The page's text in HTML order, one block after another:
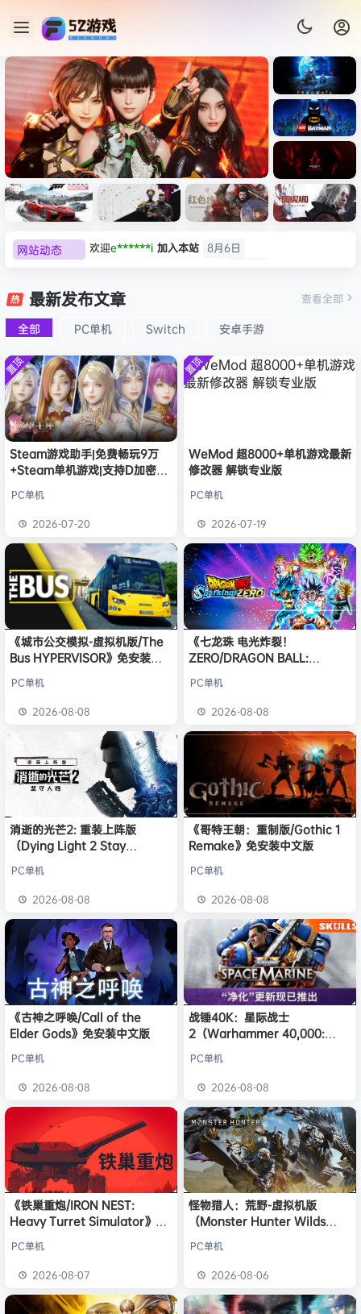
+修改器打包下载 解压即玩
《识质存
在/PRAG
MATA》
免安装中
文版
《乐高蝙
蝠侠：黑
暗骑士之
Dark
Creed
拟机
速：地平
线
6（Forza
Horizon
6）免安装
中文版
心/Atomi
c
Heart》
文版
n Desert
HYPERVI
SOR）免
安装中文
版
9：安魂
Requiem
）免安装
中文版
网站动态 普洱 签到获取 39 点积分
8月6日
欢迎 0**3
欢迎c***s
欢迎沉*****松 加入本站
4小时前
欢迎q********6 加入本站 23小时前
大**颠 签到获取 64 点积分 8月8日
欢迎大**颠 加入本站
欢迎我*的 加入本站
欢迎D****Z 加入本站 8月7日
欢迎有*酱 加入本站
8月7日
43 点积分
加入本站 8月6日
最新发布文章
全部 PC单机 Switch 安卓手游
查看全部
置顶
Steam游戏助手|免费畅玩9万
+Steam单机游戏|支持D加密以
PC单机
2026-07-20
置顶
WeMod 超8000+单机游戏最新
修改器 解锁专业版
PC单机
2026-07-19
《城市公交模拟-虚拟机版/The
Bus HYPERVISOR》免安装中
PC单机
2026-08-08
《七龙珠 电光炸裂！
ZERO/DRAGON BALL:
版
PC单机
2026-08-08
消逝的光芒2: 重装上阵版
（Dying Light 2 Stay
免安装中文版
PC单机
2026-08-08
《哥特王朝：重制版/Gothic 1
Remake》免安装中文版
PC单机
2026-08-08
《古神之呼唤/Call of the
Elder Gods》免安装中文版
PC单机
2026-08-08
战锤40K：星际战士
2（Warhammer 40,000:
版
PC单机
2026-08-08
《铁巢重炮/IRON NEST:
Heavy Turret Simulator》免
PC单机
2026-08-07
怪物猎人：荒野-虚拟机版
（Monster Hunter Wilds
PC单机
2026-08-06